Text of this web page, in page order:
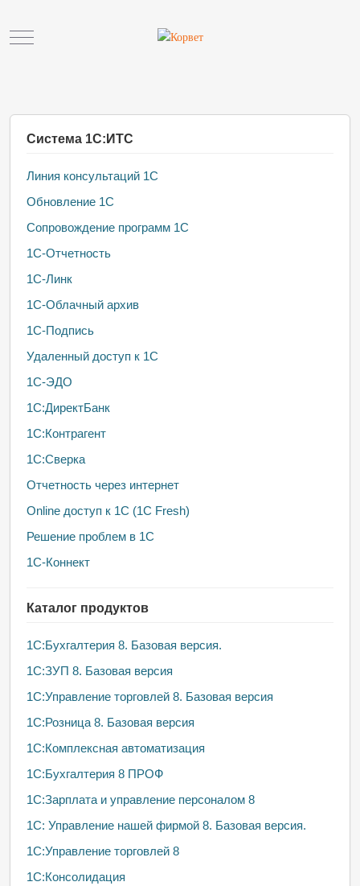
Mobile Menu Toggle
Система 1С:ИТС
Линия консультаций 1С
Обновление 1С
Сопровождение программ 1С
1С-Отчетность
1С-Линк
1С-Облачный архив
1С-Подпись
Удаленный доступ к 1С
1С-ЭДО
1С:ДиректБанк
1С:Контрагент
1С:Сверка
Отчетность через интернет
Online доступ к 1С (1С Fresh)
Решение проблем в 1С
1С-Коннект
Каталог продуктов
1C:Бухгалтерия 8. Базовая версия.
1С:ЗУП 8. Базовая версия
1С:Управление торговлей 8. Базовая версия
1C:Розница 8. Базовая версия
1С:Комплексная автоматизация
1С:Бухгалтерия 8 ПРОФ
1С:Зарплата и управление персоналом 8
1С: Управление нашей фирмой 8. Базовая версия.
1С:Управление торговлей 8
1С:Консолидация